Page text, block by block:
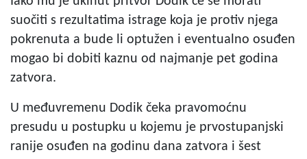
suočiti s rezultatima istrage koja je protiv njega
pokrenuta a bude li optužen i eventualno osuđen
mogao bi dobiti kaznu od najmanje pet godina
zatvora.
U međuvremenu Dodik čeka pravomoćnu
presudu u postupku u kojemu je prvostupanjski
ranije osuđen na godinu dana zatvora i šest